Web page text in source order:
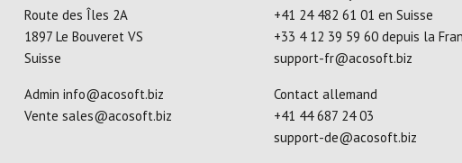
Route des Îles 2A
1897 Le Bouveret VS
Suisse
Admin info@acosoft.biz
Vente sales@acosoft.biz
+41 24 482 61 01 en Suisse
+33 4 12 39 59 60 depuis la
support-fr@acosoft.biz
Contact allemand
+41 44 687 24 03
support-de@acosoft.biz